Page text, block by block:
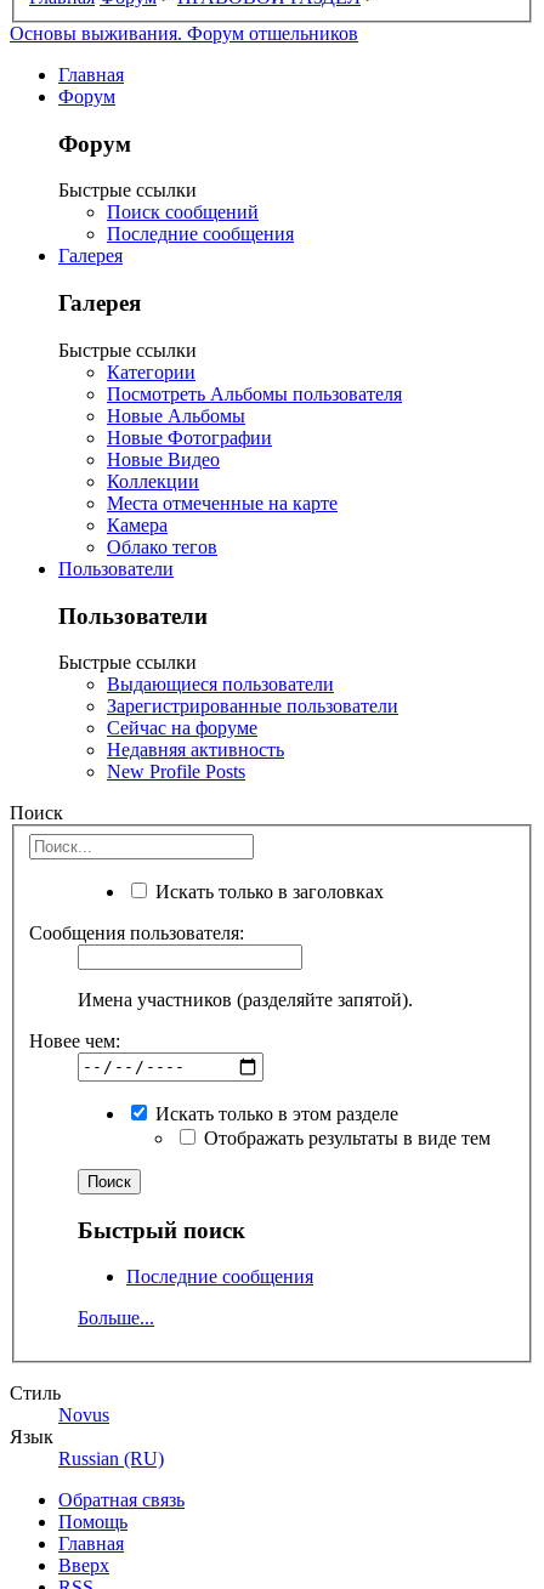
Основы выживания. Форум отшельников
Главная
Форум
Форум
Быстрые ссылки
Поиск сообщений
Последние сообщения
Галерея
Галерея
Быстрые ссылки
Категории
Посмотреть Альбомы пользователя
Новые Альбомы
Новые Фотографии
Новые Видео
Коллекции
Места отмеченные на карте
Камера
Облако тегов
Пользователи
Пользователи
Быстрые ссылки
Выдающиеся пользователи
Зарегистрированные пользователи
Сейчас на форуме
Недавняя активность
New Profile Posts
Поиск
Искать только в заголовках
Сообщения пользователя:
Имена участников (разделяйте запятой).
Новее чем:
Искать только в этом разделе
Отображать результаты в виде тем
Быстрый поиск
Последние сообщения
Больше...
Стиль
Novus
Язык
Russian (RU)
Обратная связь
Помощь
Главная
Вверх